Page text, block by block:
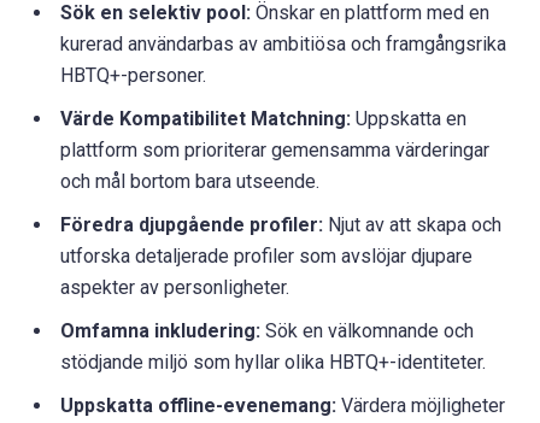
Sök en selektiv pool: Önskar en plattform med en
kurerad användarbas av ambitiösa och framgångsrika
HBTQ+-personer.
Värde Kompatibilitet Matchning: Uppskatta en
plattform som prioriterar gemensamma värderingar
och mål bortom bara utseende.
Föredra djupgående profiler: Njut av att skapa och
utforska detaljerade profiler som avslöjar djupare
aspekter av personligheter.
Omfamna inkludering: Sök en välkomnande och
stödjande miljö som hyllar olika HBTQ+-identiteter.
Uppskatta offline-evenemang: Värdera möjligheter